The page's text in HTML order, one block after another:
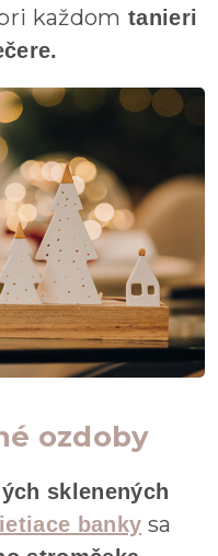
každom tanieri
ozdoby
sklenených
banky sa